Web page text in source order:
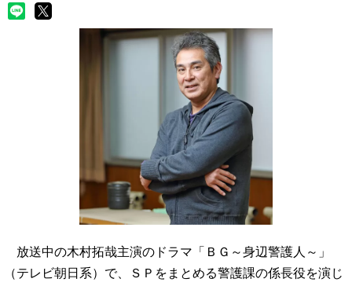
放送中の木村拓哉主演のドラマ「ＢＧ～身辺警護人～」
（テレビ朝日系）で、ＳＰをまとめる警護課の係長役を演じ